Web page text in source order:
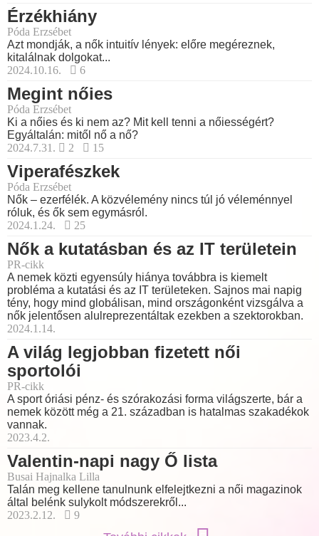
Érzékhiány
Póda Erzsébet
Azt mondják, a nők intuitív lények: előre megéreznek,
kitalálnak dolgokat...
2024.10.16.
6
Megint nőies
Póda Erzsébet
Ki a nőies és ki nem az? Mit kell tenni a nőiességért?
Egyáltalán: mitől nő a nő?
2024.7.31.
2 15
Viperafészkek
Póda Erzsébet
Nők – ezerfélék. A közvélemény nincs túl jó véleménnyel
róluk, és ők sem egymásról.
2024.1.24.
25
Nők a kutatásban és az IT területein
PR-cikk
A nemek közti egyensúly hiánya továbbra is kiemelt
probléma a kutatási és az IT területeken. Sajnos mai napig
tény, hogy mind globálisan, mind országonként vizsgálva a
nők jelentősen alulreprezentáltak ezekben a szektorokban.
2024.1.14.
A világ legjobban fizetett női
sportolói
PR-cikk
A sport óriási pénz- és szórakozási forma világszerte, bár a
nemek között még a 21. században is hatalmas szakadékok
vannak.
2023.4.2.
Valentin-napi nagy Ő lista
Busai Hajnalka Lilla
Talán meg kellene tanulnunk elfelejtkezni a női magazinok
által belénk sulykolt módszerekről...
2023.2.12.
9